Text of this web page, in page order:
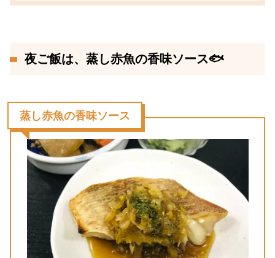
夜ご飯は、蒸し赤魚の香味ソース🐟
蒸し赤魚の香味ソース